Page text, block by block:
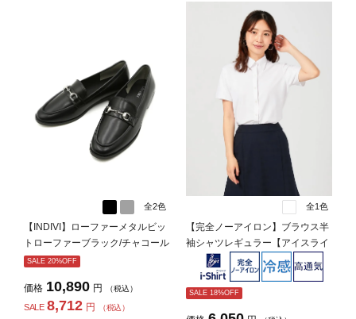
全2色
【INDIVI】ローファーメタルビッ
トローファーブラック/チャコール
グレー通年【レディース】
SALE 20%OFF
価格 10,890 円 （税込）
SALE 8,712 円 （税込）
全1色
【完全ノーアイロン】ブラウス半
袖シャツレギュラー【アイスライ
ブ】冷感吸汗速乾白無地i-shirt春
夏【レディース】
SALE 18%OFF